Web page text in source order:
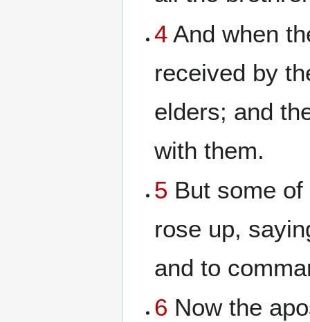
4 And when
received by
elders; and
with them.
5 But some
rose up,
and to
6 Now the